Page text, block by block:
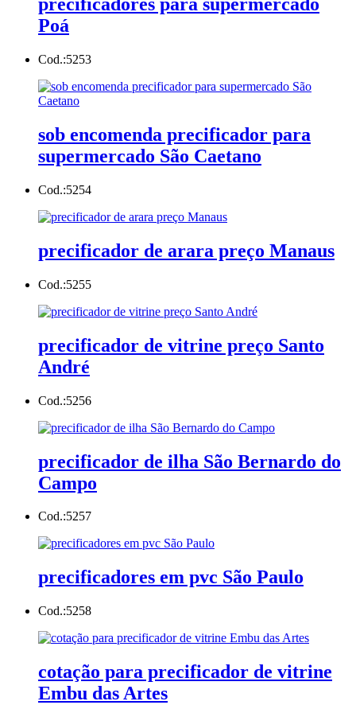
precificadores para supermercado
Poá
Cod.:5253
sob encomenda precificador para
supermercado São Caetano
Cod.:5254
precificador de arara preço Manaus
Cod.:5255
precificador de vitrine preço Santo
André
Cod.:5256
precificador de ilha São Bernardo do
Campo
Cod.:5257
precificadores em pvc São Paulo
Cod.:5258
cotação para precificador de vitrine
Embu das Artes